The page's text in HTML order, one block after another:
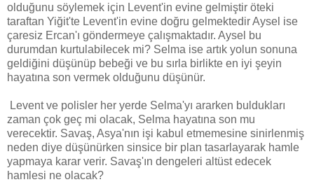
olduğunu söylemek için Levent'in evine gelmiştir öteki
taraftan Yiğit'te Levent'in evine doğru gelmektedir Aysel ise
çaresiz Ercan'ı göndermeye çalışmaktadır. Aysel bu
durumdan kurtulabilecek mi? Selma ise artık yolun sonuna
geldiğini düşünüp bebeği ve bu sırla birlikte en iyi şeyin
hayatına son vermek olduğunu düşünür.
Levent ve polisler her yerde Selma'yı ararken buldukları
zaman çok geç mi olacak, Selma hayatına son mu
verecektir. Savaş, Asya'nın işi kabul etmemesine sinirlenmiş
neden diye düşünürken sinsice bir plan tasarlayarak hamle
yapmaya karar verir. Savaş'ın dengeleri altüst edecek
hamlesi ne olacak?